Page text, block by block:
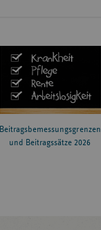
Beitragsbemessungsgrenzen
und Beitragssätze 2026